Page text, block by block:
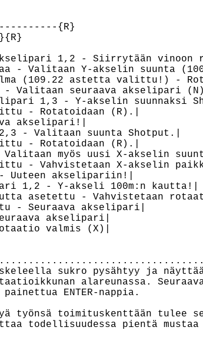
{R}
akselipari 1,2 - Siirrytään vinoon
- Valitaan Y-akselin suunta
(109.22 astetta valittu!) -
Valitaan seuraava akselipari
1,3 - Y-akselin suunnaksi
- Rotatoidaan (R).|
akselipari!|
- Valitaan suunta Shotput.|
- Rotatoidaan (R).|
myös uusi X-akselin
- Vahvistetaan X-akselin
Uuteen akselipariin!|
1,2 - Y-akseli 100m:n kautta!|
asetettu - Vahvistetaan
- Seuraava akselipari|
akselipari|
valmis (X)|
sukro pysähtyy ja näyttää
alareunassa.
ENTER-nappia.
työnsä toimituskenttään tulee
todellisuudessa pientä